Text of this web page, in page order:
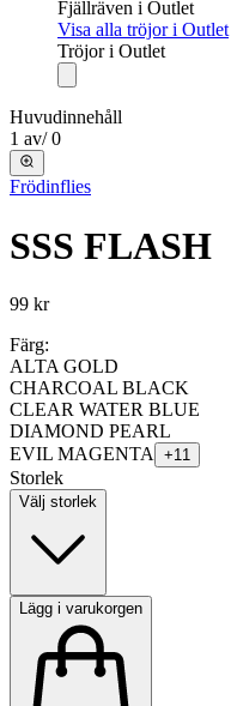
Fjällräven i Outlet
Visa alla tröjor i Outlet
Tröjor i Outlet
Huvudinnehåll
1 av/ 0
Frödinflies
SSS FLASH
99 kr
Färg:
ALTA GOLD
CHARCOAL BLACK
CLEAR WATER BLUE
DIAMOND PEARL
EVIL MAGENTA
+11
Storlek
Välj storlek
Lägg i varukorgen